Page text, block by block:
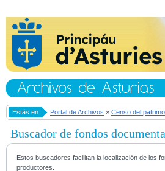
Estás en Portal de Archivos » Censo del
Buscador de fondos
Estos buscadores facilitan la localización de los
productores.